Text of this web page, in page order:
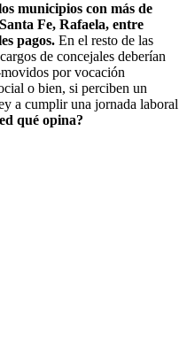
municipios con más de
Fe, Rafaela, entre
pagos. En el resto de las
de concejales deberían
por vocación
o bien, si perciben un
a cumplir una jornada laboral
qué opina?